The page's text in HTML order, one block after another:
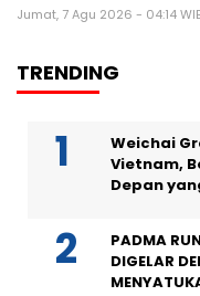
Jumat, 7 Agu 2026 - 04:14
TRENDING
Weichai
Vietnam,
Depan
PADMA
DIGELAR